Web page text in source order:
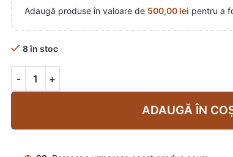
Adaugă produse în valoare de 500,00 lei pentru a
8 în stoc
ADAUGĂ ÎN